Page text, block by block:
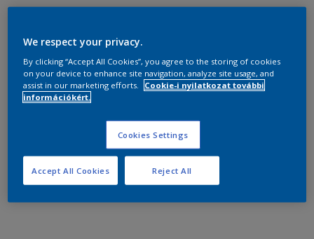
We respect your privacy.
By clicking “Accept All Cookies”, you agree to the storing of cookies
on your device to enhance site navigation, analyze site usage, and
assist in our marketing efforts.
Cookie-i nyilatkozat további
információkért.
Cookies Settings
Reject All
Accept All Cookies